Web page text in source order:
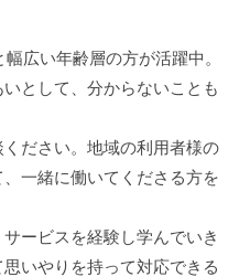
幅広い年齢層の方が活躍中。
として、分からないことも
ださい。地域の利用者様の
一緒に働いてくださる方を
ービスを経験し学んでいき
いやりを持って対応できる